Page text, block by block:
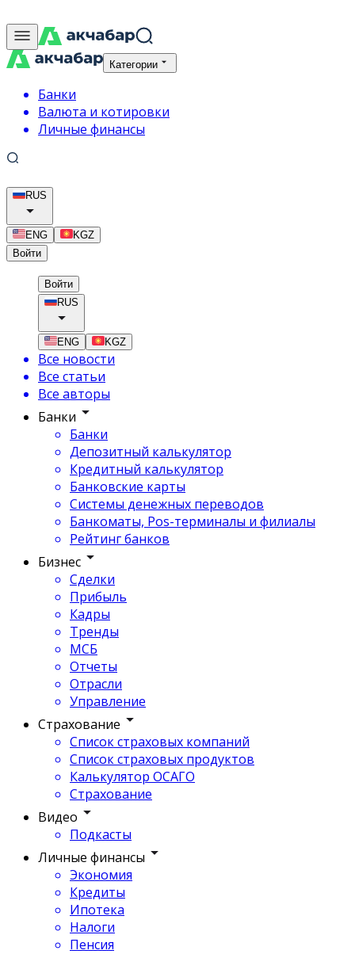
Категории
Банки
Валюта и котировки
Личные финансы
RUS
ENG
KGZ
Войти
Войти
RUS
ENG KGZ
Все новости
Все статьи
Все авторы
Банки
Банки
Депозитный калькулятор
Кредитный калькулятор
Банковские карты
Системы денежных переводов
Банкоматы, Pos-терминалы и филиалы
Рейтинг банков
Бизнес
Сделки
Прибыль
Кадры
Тренды
МСБ
Отчеты
Отрасли
Управление
Страхование
Список страховых компаний
Список страховых продуктов
Калькулятор ОСАГО
Страхование
Видео
Подкасты
Личные финансы
Экономия
Кредиты
Ипотека
Налоги
Пенсия